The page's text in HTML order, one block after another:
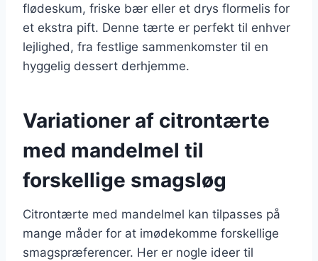
flødeskum, friske bær eller et drys flormelis for
et ekstra pift. Denne tærte er perfekt til enhver
lejlighed, fra festlige sammenkomster til en
hyggelig dessert derhjemme.
Variationer af citrontærte
med mandelmel til
forskellige smagsløg
Citrontærte med mandelmel kan tilpasses på
mange måder for at imødekomme forskellige
smagspræferencer. Her er nogle ideer til